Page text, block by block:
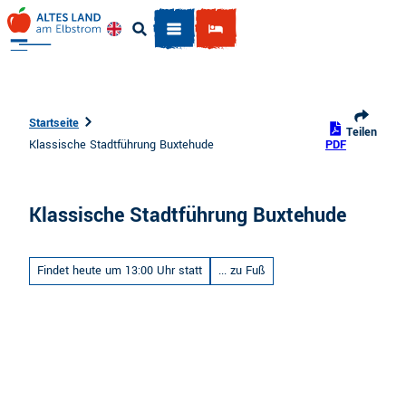
m
Englisch
Suche
Startseite
Klassische Stadtführung Buxtehude
PDF
Teilen
Klassische Stadtführung Buxtehude
Findet heute um 13:00 Uhr statt ... zu Fuß